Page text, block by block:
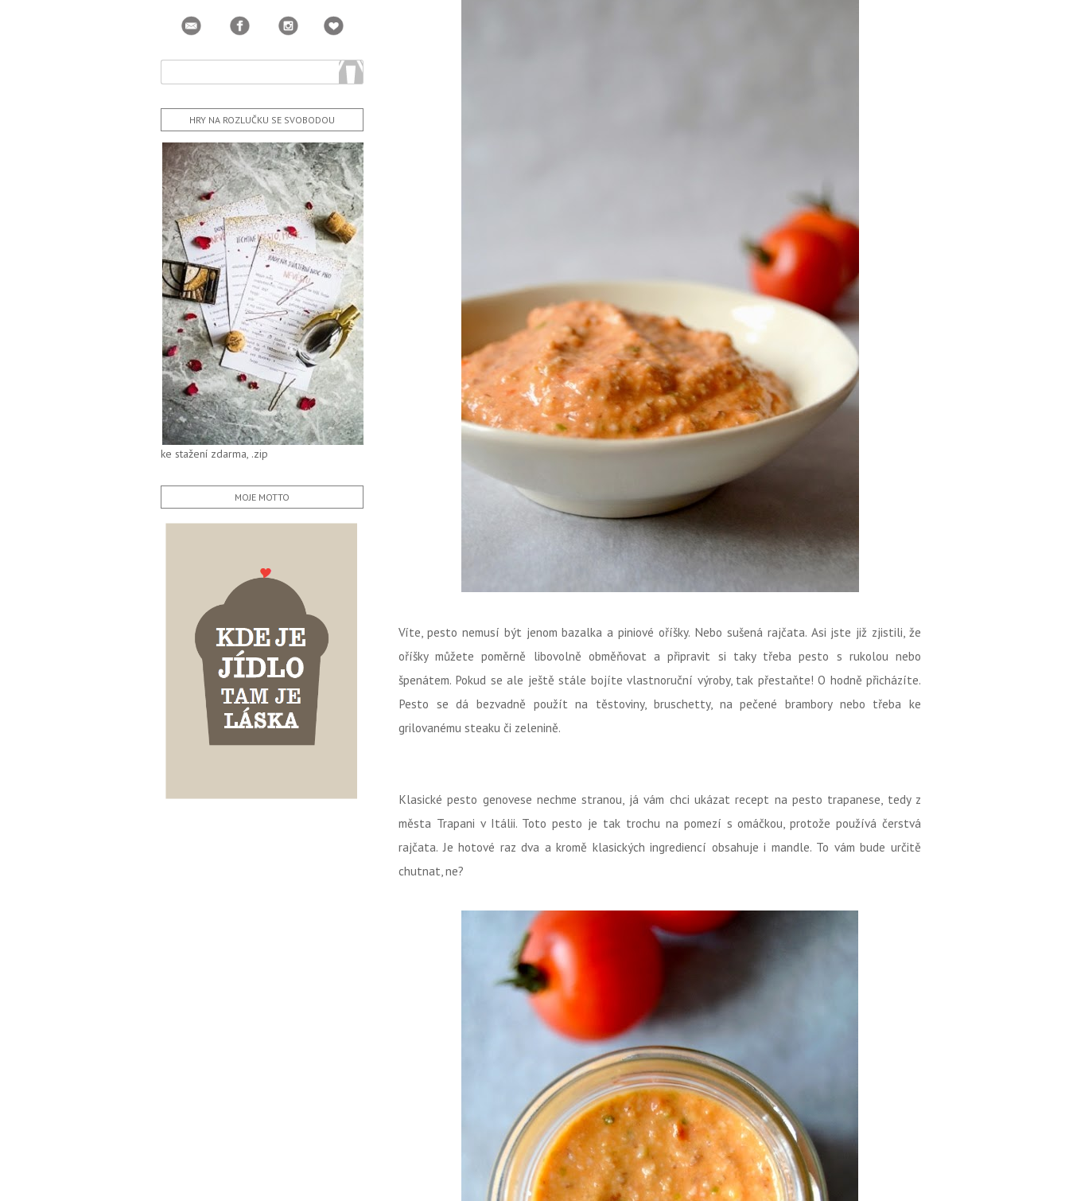
Víte, pesto nemusí být jenom bazalka a piniové oříšky. Nebo sušená rajčata. Asi jste již zjistili, že
oříšky můžete poměrně libovolně obměňovat a připravit si taky třeba pesto s rukolou nebo
špenátem. Pokud se ale ještě stále bojíte vlastnoruční výroby, tak přestaňte! O hodně přicházíte.
Pesto se dá bezvadně použít na těstoviny, bruschetty, na pečené brambory nebo třeba ke
grilovanému steaku či zelenině.
Klasické pesto genovese nechme stranou, já vám chci ukázat recept na pesto trapanese, tedy z
města Trapani v Itálii. Toto pesto je tak trochu na pomezí s omáčkou, protože používá čerstvá
rajčata. Je hotové raz dva a kromě klasických ingrediencí obsahuje i mandle. To vám bude určitě
chutnat, ne?
HRY NA ROZLUČKU SE SVOBODOU
ke stažení zdarma, .zip
MOJE MOTTO